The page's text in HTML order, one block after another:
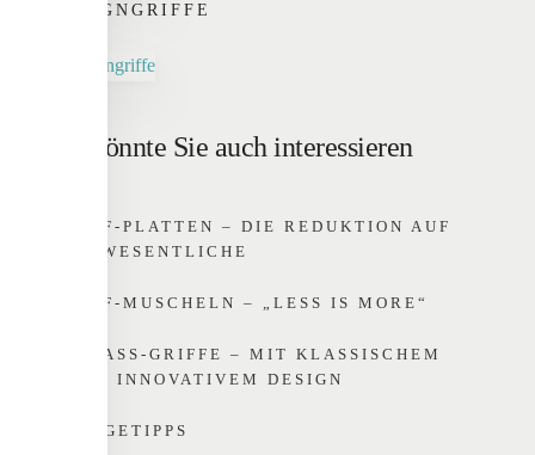
DESIGNGRIFFE
Das könnte Sie auch interessieren
GRIFF-PLATTEN – DIE REDUKTION AUF
DAS WESENTLICHE
GRIFF-MUSCHELN – „LESS IS MORE“
EINLASS-GRIFFE – MIT KLASSISCHEM O
DER INNOVATIVEM DESIGN
PFLEGETIPPS